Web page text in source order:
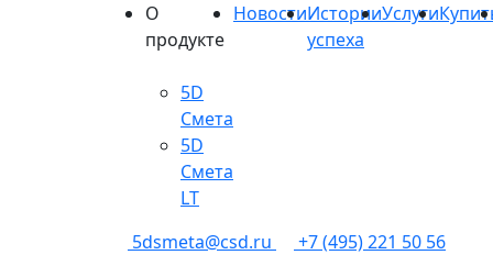
О
продукте
5D
Смета
5D
Смета
LT
НовостиИстории
успеха
Услуги
5dsmeta@csd.ru +7 (495) 221 50 56